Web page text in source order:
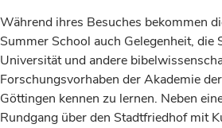
Während ihres Besuches bekommen
Summer School auch Gelegenheit, die
Universität und andere
Forschungsvorhaben der Akademie
Göttingen kennen zu lernen. Neben
Rundgang über den Stadtfriedhof mit